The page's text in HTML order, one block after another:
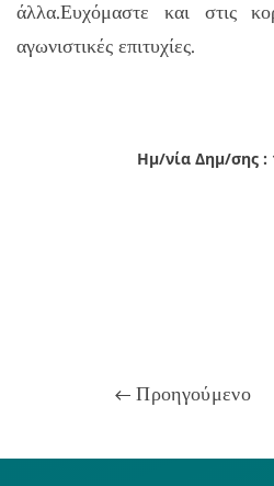
άλλα.Ευχόμαστε και στις
αγωνιστικές επιτυχίες.
Ημ/νία Δημ/σης :
Προηγούμενο